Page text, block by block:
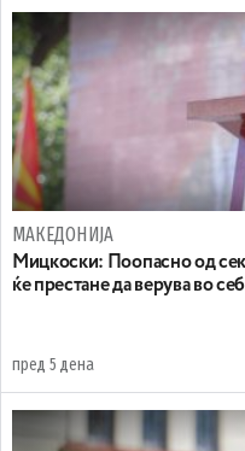
МАКЕДОНИЈА
Мицкоски: Поопасно од
ќе престане да верува во
пред 5 дена